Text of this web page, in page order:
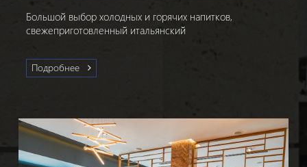
Большой выбор холодных и горячих напитков,
свежеприготовленный итальянский
Подробнее